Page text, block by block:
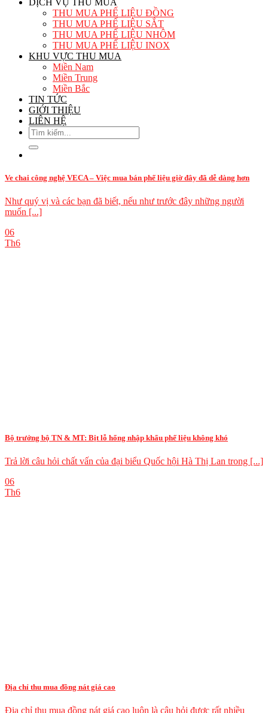
DỊCH VỤ THU MUA
THU MUA PHẾ LIỆU ĐỒNG
THU MUA PHẾ LIỆU SẮT
THU MUA PHẾ LIỆU NHÔM
THU MUA PHẾ LIỆU INOX
KHU VỰC THU MUA
Miền Nam
Miền Trung
Miền Bắc
TIN TỨC
GIỚI THIỆU
LIÊN HỆ
Ve chai công nghệ VECA – Việc mua bán phế liệu giờ đây đã dễ dàng hơn
Như quý vị và các bạn đã biết, nếu như trước đây những người
muốn [...]
06
Th6
Bộ trưởng bộ TN & MT: Bịt lỗ hổng nhập khẩu phế liệu không khó
Trả lời câu hỏi chất vấn của đại biểu Quốc hội Hà Thị Lan trong [...]
06
Th6
Địa chỉ thu mua đồng nát giá cao
Địa chỉ thu mua đồng nát giá cao luôn là câu hỏi được rất nhiều